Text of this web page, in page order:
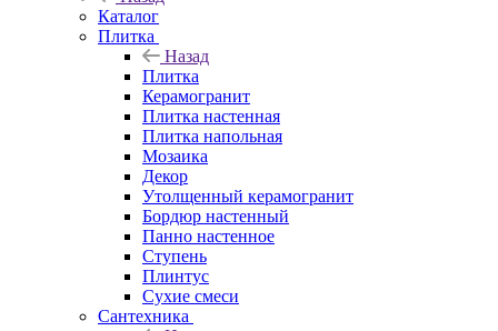
Каталог
Плитка
Назад
Плитка
Керамогранит
Плитка настенная
Плитка напольная
Мозаика
Декор
Утолщенный керамогранит
Бордюр настенный
Панно настенное
Ступень
Плинтус
Сухие смеси
Сантехника